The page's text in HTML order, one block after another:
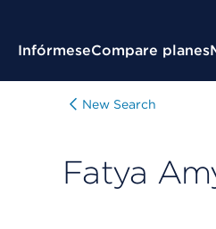
Menú contextual
InfórmeseCompare planes
New Search
Fatya